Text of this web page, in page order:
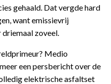
gehaald. Dat vergde hard
want emissievrij
zoveel.
Medio
een persbericht over de
elektrische asfaltset